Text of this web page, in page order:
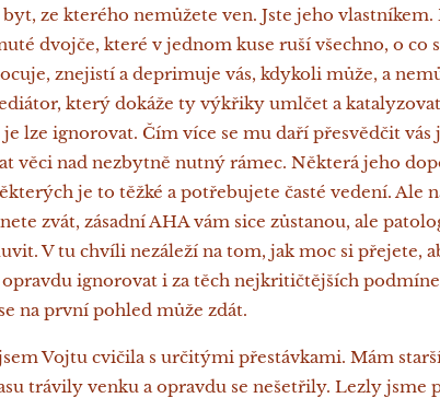
ze kterého nemůžete ven. Jste jeho
dvojče, které v jednom kuse ruší všechno, o co
znejistí a deprimuje vás, kdykoli může, a
který dokáže ty výkřiky umlčet a
je lze ignorovat. Čím více se mu daří přesvědčit
věci nad nezbytně nutný rámec. Některá jeho
je to těžké a potřebujete časté vedení. Ale
zvát, zásadní AHA vám sice zůstanou, ale
V tu chvíli nezáleží na tom, jak moc si přejete,
opravdu ignorovat i za těch nejkritičtějších
na první pohled může zdát.
Vojtu cvičila s určitými přestávkami. Mám
trávily venku a opravdu se nešetřily. Lezly jsme